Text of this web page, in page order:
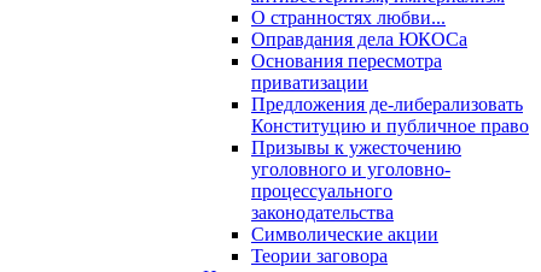
О странностях любви...
Оправдания дела ЮКОСа
Основания пересмотра
приватизации
Предложения де-либерализовать
Конституцию и публичное право
Призывы к ужесточению
уголовного и уголовно-
процессуального
законодательства
Символические акции
Теории заговора